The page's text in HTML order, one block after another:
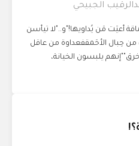
الجبيحي
أعيَت مَن يُداويها!"و.."لا تيأسن
حِبال الأحَمقفعداوة من عاقل
يلبسون الخيانة،